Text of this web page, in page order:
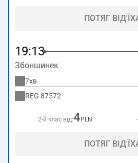
ПОТЯГ
19:13
Збоншинек
7хв
REG 87572
2-й клас від:4 PLN
ПОТЯГ